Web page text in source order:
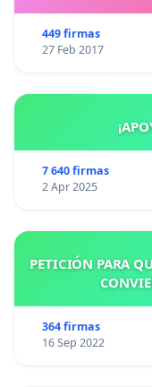
449 firmas
27 Feb 2017
7 640 firmas
2 Apr 2025
PETICIÓN PARA
364 firmas
16 Sep 2022